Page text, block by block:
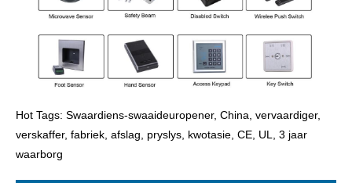
Hot Tags: Swaardiens-swaaideuropener, China, vervaardiger,
verskaffer, fabriek, afslag, pryslys, kwotasie, CE, UL, 3 jaar
waarborg